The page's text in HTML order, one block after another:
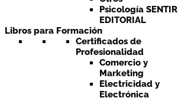
Psicología SENTIR
EDITORIAL
Libros para Formación
Certificados de
Profesionalidad
Comercio y
Marketing
Electricidad y
Electrónica